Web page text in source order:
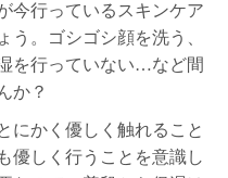
今行っているスキンケア
う。ゴシゴシ顔を洗う、
を行っていない…など間
か？
にかく優しく触れること
優しく行うことを意識し